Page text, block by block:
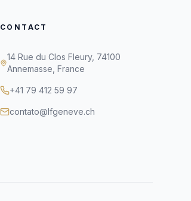
CONTACT
14 Rue du Clos Fleury, 74100
Annemasse, France
+41 79 412 59 97
contato@lfgeneve.ch